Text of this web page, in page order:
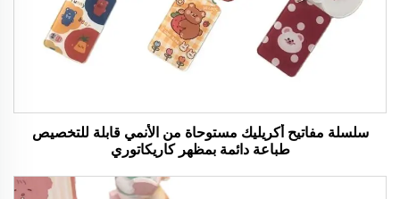
سلسلة مفاتيح أكريليك مستوحاة من الأنمي قابلة للتخصيص
طباعة دائمة بمظهر كاريكاتوري